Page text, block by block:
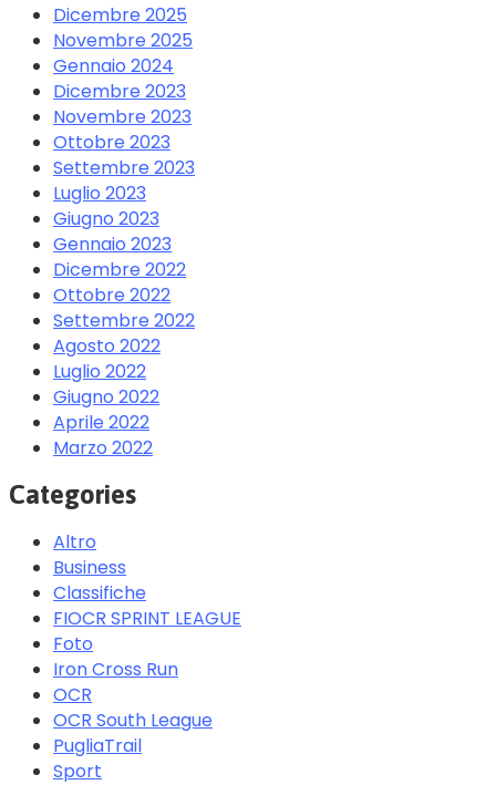
Dicembre 2025
Novembre 2025
Gennaio 2024
Dicembre 2023
Novembre 2023
Ottobre 2023
Settembre 2023
Luglio 2023
Giugno 2023
Gennaio 2023
Dicembre 2022
Ottobre 2022
Settembre 2022
Agosto 2022
Luglio 2022
Giugno 2022
Aprile 2022
Marzo 2022
Categories
Altro
Business
Classifiche
FIOCR SPRINT LEAGUE
Foto
Iron Cross Run
OCR
OCR South League
PugliaTrail
Sport